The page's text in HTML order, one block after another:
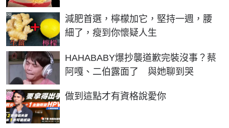
減肥首選，檸檬加它，堅持一週，腰
細了，瘦到你懷疑人生
PR
HAHABABY爆抄襲道歉完裝沒事？蔡
阿嘎、二伯露面了 與她聊到哭
做到這點才有資格說愛你
PR